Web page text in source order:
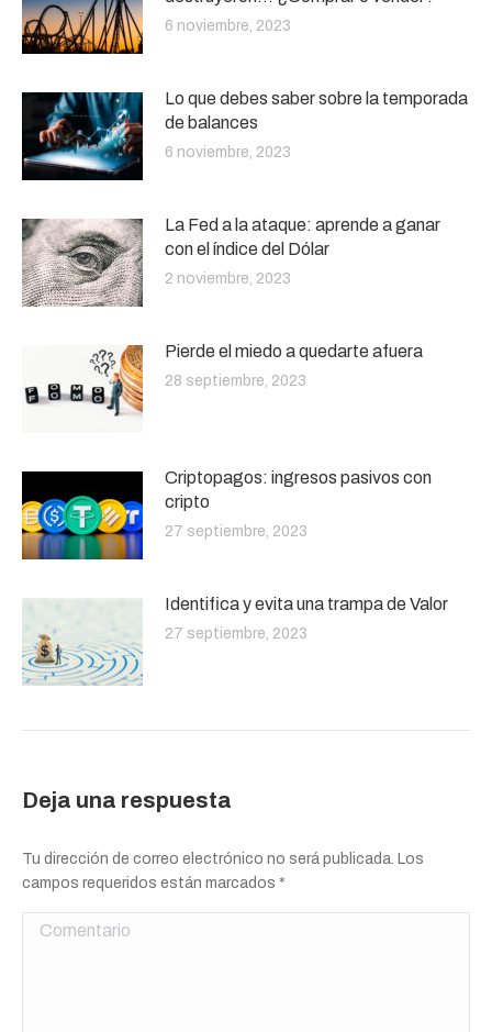
6 noviembre, 2023
Lo que debes saber sobre la temporada
de balances
6 noviembre, 2023
La Fed a la ataque: aprende a ganar
con el índice del Dólar
2 noviembre, 2023
Pierde el miedo a quedarte afuera
28 septiembre, 2023
Criptopagos: ingresos pasivos con
cripto
27 septiembre, 2023
Identifica y evita una trampa de Valor
27 septiembre, 2023
Deja una respuesta
Tu dirección de correo electrónico no será publicada. Los
campos requeridos están marcados *
Comentario